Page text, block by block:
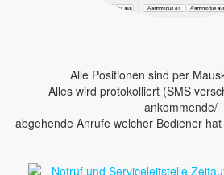
Alle Positionen sind per
Alles wird protokolliert (SMS
ankommende/
abgehende Anrufe welcher Bediener